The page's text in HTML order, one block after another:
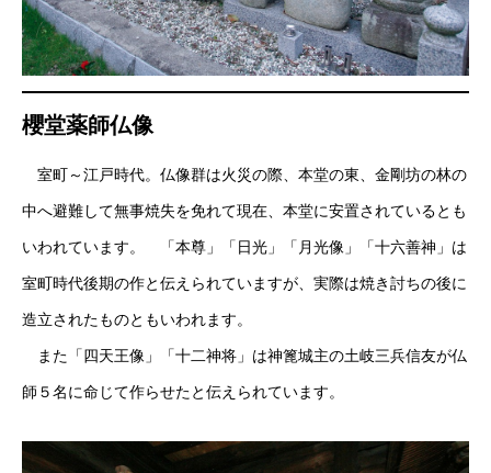
櫻堂薬師仏像
室町～江戸時代。仏像群は火災の際、本堂の東、金剛坊の林の
中へ避難して無事焼失を免れて現在、本堂に安置されているとも
いわれています。 「本尊」「日光」「月光像」「十六善神」は
室町時代後期の作と伝えられていますが、実際は焼き討ちの後に
造立されたものともいわれます。
また「四天王像」「十二神将」は神篦城主の土岐三兵信友が仏
師５名に命じて作らせたと伝えられています。